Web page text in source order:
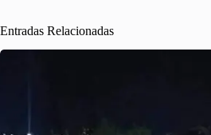
Entradas Relacionadas